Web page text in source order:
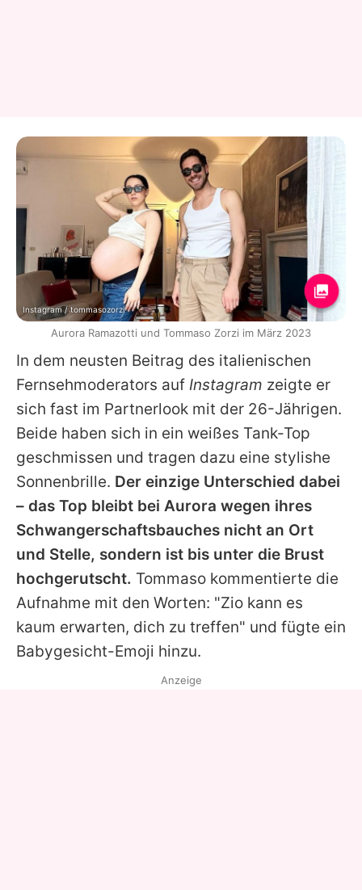
In dem neusten Beitrag des italienischen
Fernsehmoderators auf Instagram zeigte er
sich fast im Partnerlook mit der 26-Jährigen.
Beide haben sich in ein weißes Tank-Top
geschmissen und tragen dazu eine stylishe
Sonnenbrille. Der einzige Unterschied dabei
– das Top bleibt bei Aurora wegen ihres
Schwangerschaftsbauches nicht an Ort
und Stelle, sondern ist bis unter die Brust
hochgerutscht. Tommaso kommentierte die
Aufnahme mit den Worten: "Zio kann es
kaum erwarten, dich zu treffen" und fügte ein
Babygesicht-Emoji hinzu.
Instagram / tommasozorzi
Aurora Ramazotti und Tommaso Zorzi im März 2023
Anzeige